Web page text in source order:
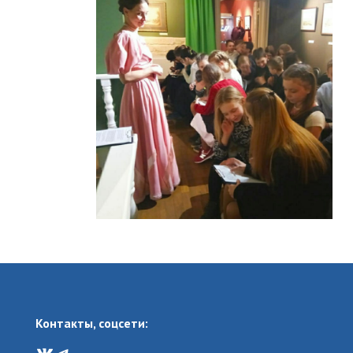
Контакты, соцсети: